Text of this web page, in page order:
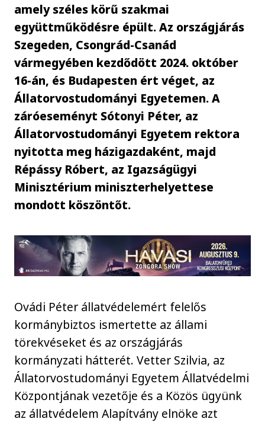
amely széles körű szakmai
együttműködésre épült. Az országjárás
Szegeden, Csongrád-Csanád
vármegyében kezdődött 2024. október
16-án, és Budapesten ért véget, az
Állatorvostudományi Egyetemen. A
záróeseményt Sótonyi Péter, az
Állatorvostudományi Egyetem rektora
nyitotta meg házigazdaként, majd
Répássy Róbert, az Igazságügyi
Minisztérium miniszterhelyettese
mondott köszöntőt.
Ovádi Péter állatvédelemért felelős
kormánybiztos ismertette az állami
törekvéseket és az országjárás
kormányzati hátterét. Vetter Szilvia, az
Állatorvostudományi Egyetem Állatvédelmi
Központjának vezetője és a Közös ügyünk
az állatvédelem Alapítvány elnöke azt